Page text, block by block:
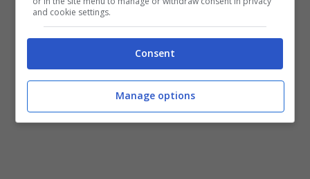
sotto i 60 milioni di euro per l’ex attaccante
non è nemmeno disposta a lasciar partire uno
dei suoi giocatori più importanti a gennaio,
nella maniera giusta.
and cookie settings.
Consent
Manage options